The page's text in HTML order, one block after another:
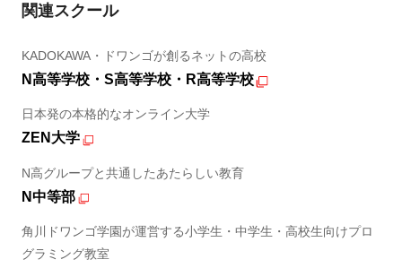
関連スクール
KADOKAWA・ドワンゴが創るネットの高校
N高等学校・S高等学校・R高等学校
日本発の本格的なオンライン大学
ZEN大学
N高グループと共通したあたらしい教育
N中等部
角川ドワンゴ学園が運営する小学生・中学生・高校生向けプロ
グラミング教室